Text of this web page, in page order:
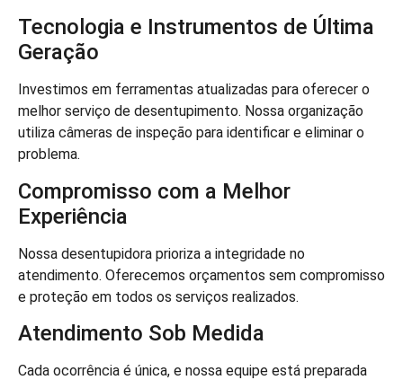
Tecnologia e Instrumentos de Última
Geração
Investimos em ferramentas atualizadas para oferecer o
melhor serviço de desentupimento. Nossa organização
utiliza câmeras de inspeção para identificar e eliminar o
problema.
Compromisso com a Melhor
Experiência
Nossa desentupidora prioriza a integridade no
atendimento. Oferecemos orçamentos sem compromisso
e proteção em todos os serviços realizados.
Atendimento Sob Medida
Cada ocorrência é única, e nossa equipe está preparada